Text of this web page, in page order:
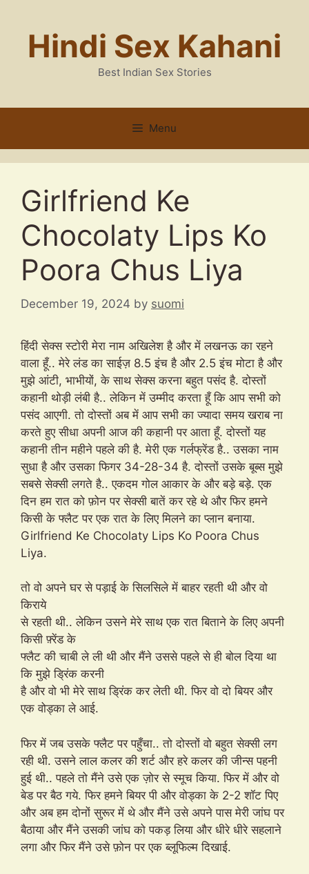
contentHindi Sex Kahani
Best Indian Sex Stories
Menu
Girlfriend Ke
Chocolaty Lips Ko
Poora Chus Liya
December 19, 2024 by suomi
हिंदी सेक्स स्टोरी मेरा नाम अखिलेश है और में लखनऊ का रहने
वाला हूँ.. मेरे लंड का साईज़ 8.5 इंच है और 2.5 इंच मोटा है और
मुझे आंटी, भाभीयों, के साथ सेक्स करना बहुत पसंद है. दोस्तों
कहानी थोड़ी लंबी है.. लेकिन में उम्मीद करता हूँ कि आप सभी को
पसंद आएगी. तो दोस्तों अब में आप सभी का ज्यादा समय खराब ना
करते हुए सीधा अपनी आज की कहानी पर आता हूँ. दोस्तों यह
कहानी तीन महीने पहले की है. मेरी एक गर्लफ्रेंड है.. उसका नाम
सुधा है और उसका फिगर 34-28-34 है. दोस्तों उसके बूब्स मुझे
सबसे सेक्सी लगते है.. एकदम गोल आकार के और बड़े बड़े. एक
दिन हम रात को फ़ोन पर सेक्सी बातें कर रहे थे और फिर हमने
किसी के फ्लैट पर एक रात के लिए मिलने का प्लान बनाया.
Girlfriend Ke Chocolaty Lips Ko Poora Chus
Liya.
तो वो अपने घर से पड़ाई के सिलसिले में बाहर रहती थी और वो
किराये
से रहती थी.. लेकिन उसने मेरे साथ एक रात बिताने के लिए अपनी
किसी फ़्रेंड के
फ्लैट की चाबी ले ली थी और मैंने उससे पहले से ही बोल दिया था
कि मुझे ड्रिंक करनी
है और वो भी मेरे साथ ड्रिंक कर लेती थी. फिर वो दो बियर और
एक वोड्का ले आई.
फिर में जब उसके फ्लैट पर पहुँचा.. तो दोस्तों वो बहुत सेक्सी लग
रही थी. उसने लाल कलर की शर्ट और हरे कलर की जीन्स पहनी
हुई थी.. पहले तो मैंने उसे एक ज़ोर से स्मूच किया. फिर में और वो
बेड पर बैठ गये. फिर हमने बियर पी और वोड्का के 2-2 शॉट पिए
और अब हम दोनों सुरूर में थे और मैंने उसे अपने पास मेरी जांघ पर
बैठाया और मैंने उसकी जांघ को पकड़ लिया और धीरे धीरे सहलाने
लगा और फिर मैंने उसे फ़ोन पर एक ब्लूफिल्म दिखाई.